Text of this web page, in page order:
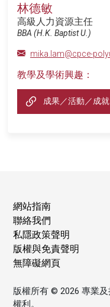
林德敏
高級人力資源主任
BBA (H.K. Baptist U.)
mika.lam@cpce-
教學及學術興趣：
成果／活動／成就
網站指南
聯絡我們
私隱政策聲明
版權與免責聲明
無障礙網頁
版權所有 © 2026 專業
權利。